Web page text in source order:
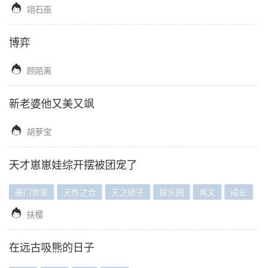
 翊石巫
博弈
 顾陌离
新老婆他又美又飒
 胡萝宝
天才崽崽娃综开摆被团宠了
豪门世家 天作之合 天之骄子 娱乐圈 爽文 成长
 扶樱
在远古吸熊的日子